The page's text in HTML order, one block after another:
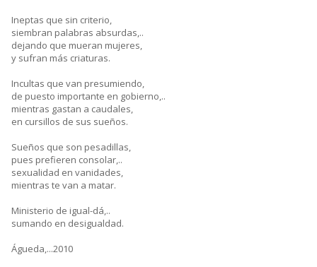
Ineptas que sin criterio,
siembran palabras absurdas,..
dejando que mueran mujeres,
y sufran más criaturas.
Incultas que van presumiendo,
de puesto importante en gobierno,..
mientras gastan a caudales,
en cursillos de sus sueños.
Sueños que son pesadillas,
pues prefieren consolar,..
sexualidad en vanidades,
mientras te van a matar.
Ministerio de igual-dá,..
sumando en desigualdad.
Águeda,...2010